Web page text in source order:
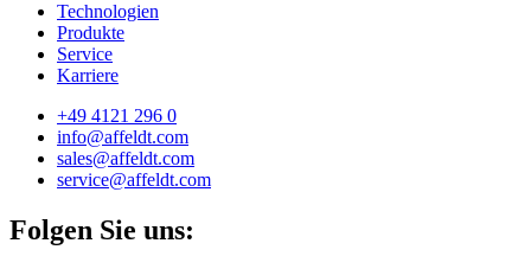
Technologien
Produkte
Service
Karriere
+49 4121 296 0
info@affeldt.com
sales@affeldt.com
service@affeldt.com
Folgen Sie uns: